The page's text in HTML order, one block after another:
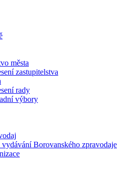
města
zastupitelstva
rady
výbory
vydávání Borovanského zpravodaje